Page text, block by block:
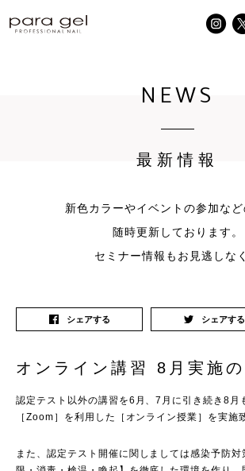
NEWS
最新情報
新色カラーやイベントの参加な
随時更新しております。
セミナー情報もお見逃しな
シェアする シェアする
オンライン講習 8月実施
認定テスト以外の講習を6月、7月に引き続き8月
［Zoom］を利用した［オンライン授業］を実施
また、認定テスト開催に関しましては感染予防対